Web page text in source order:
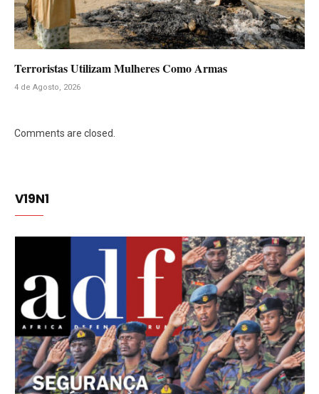
Terroristas Utilizam Mulheres Como Armas
4 de Agosto, 2026
Comments are closed.
V19N1